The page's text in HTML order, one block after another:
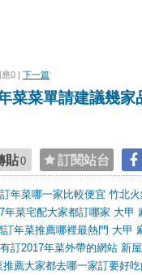
0 | 下一篇
菜菜單請建議幾家
貼0 訂閱站台
年菜哪一家比較便宜 竹北
年菜宅配大家都訂哪家 大甲
年菜推薦哪裡最熱門 大甲
訂2017年菜外帶的網站 新
薦大家都去哪一家訂要好